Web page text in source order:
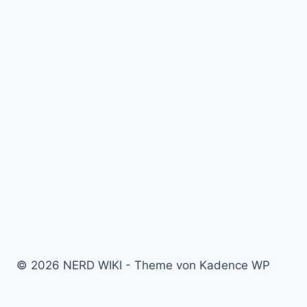
© 2026 NERD WIKI - Theme von Kadence WP